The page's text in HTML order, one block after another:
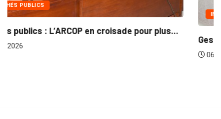
INTÉGRATION RÉGIONALE
Gestion concertée et durable du Bassin du...